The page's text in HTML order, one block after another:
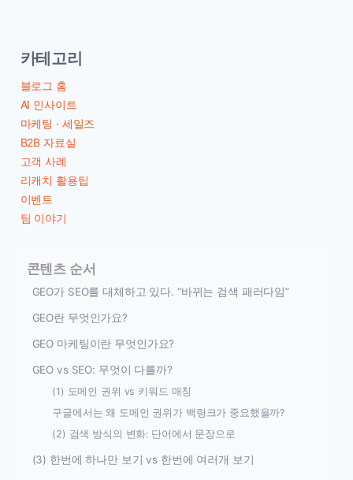
카테고리
블로그 홈
AI 인사이트
마케팅 · 세일즈
B2B 자료실
고객 사례
리캐치 활용팁
이벤트
팀 이야기
콘텐츠 순서
GEO가 SEO를 대체하고 있다. “바뀌는 검색 패러다임”
GEO란 무엇인가요?
GEO 마케팅이란 무엇인가요?
GEO vs SEO: 무엇이 다를까?
(1) 도메인 권위 vs 키워드 매칭
구글에서는 왜 도메인 권위가 백링크가 중요했을까?
(2) 검색 방식의 변화: 단어에서 문장으로
(3) 한번에 하나만 보기 vs 한번에 여러개 보기